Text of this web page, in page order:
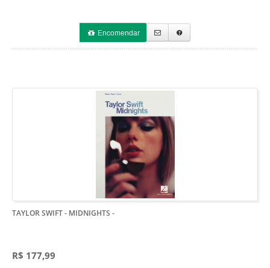
Encomendar
TAYLOR SWIFT - MIDNIGHTS -
R$ 177,99